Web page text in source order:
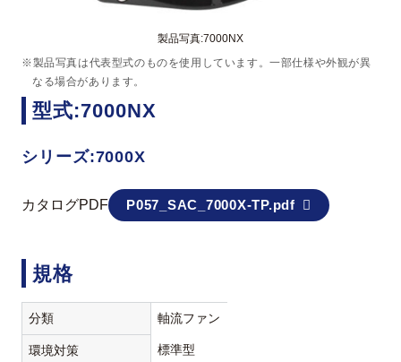
製品写真:7000NX
※製品写真は代表型式のものを使用しています。一部仕様や外観が異
なる場合があります。
型式:7000NX
シリーズ:7000X
カタログPDF P057_SAC_7000X-TP.pdf
規格
分類 軸流ファン
環境対策 標準型